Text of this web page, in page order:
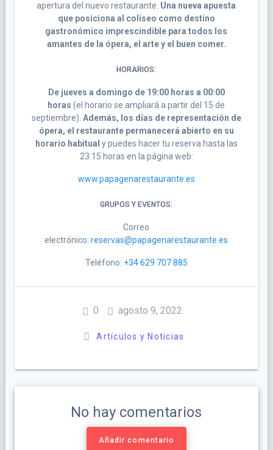
apertura del nuevo restaurante. Una nueva apuesta
que posiciona al coliseo como destino
gastronómico imprescindible para todos los
amantes de la ópera, el arte y el buen comer.
HORARIOS:
De jueves a domingo de 19:00 horas a 00:00
horas(el horario se ampliará a partir del 15 de
septiembre). Además, los días de representación de
ópera, el restaurante permanecerá abierto en su
horario habitual y puedes hacer tu reserva hasta las
23:15 horas en la página web:
www.papagenarestaurante.es
GRUPOS Y EVENTOS:
Correo
electrónico: reservas@papagenarestaurante.es
Teléfono: +34 629 707 885
0 agosto 9, 2022
Artículos y Noticias
No hay comentarios
Añadir comentario